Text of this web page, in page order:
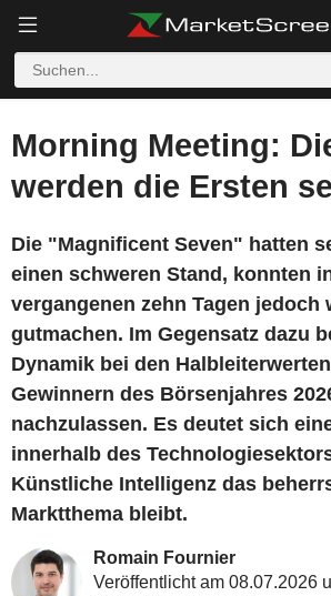
Morning Meeting:
werden die Ersten
Die "Magnificent Seven" hatten
einen schweren Stand, konnten
vergangenen zehn Tagen jedoch
gutmachen. Im Gegensatz dazu
Dynamik bei den
Gewinnern des Börsenjahres
nachzulassen. Es deutet sich
innerhalb des
Künstliche Intelligenz das
Marktthema bleibt.
Romain Fournier
Veröffentlicht am 08.07.2026